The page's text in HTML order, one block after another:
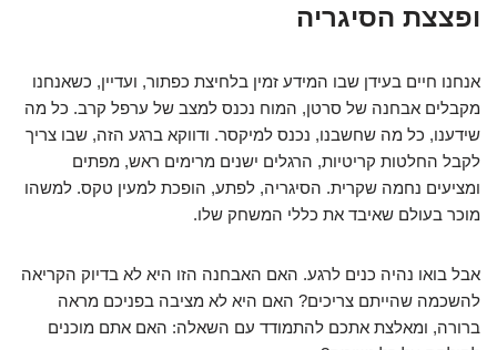
ופצצת הסיגריה
אנחנו חיים בעידן שבו המידע זמין בלחיצת כפתור, ועדיין, כשאנחנו
מקבלים אבחנה של סרטן, המוח נכנס למצב של ערפל קרב. כל מה
שידענו, כל מה שחשבנו, נכנס למיקסר. ודווקא ברגע הזה, שבו צריך
לקבל החלטות קריטיות, הרגלים ישנים מרימים ראש, מפתים
ומציעים נחמה שקרית. הסיגריה, לפתע, הופכת למעין טקס. למשהו
מוכר בעולם שאיבד את כללי המשחק שלו.
אבל בואו נהיה כנים לרגע. האם האבחנה הזו היא לא בדיוק הקריאה
להשכמה שהייתם צריכים? האם היא לא מציבה בפניכם מראה
ברורה, ומאלצת אתכם להתמודד עם השאלה: האם אתם מוכנים